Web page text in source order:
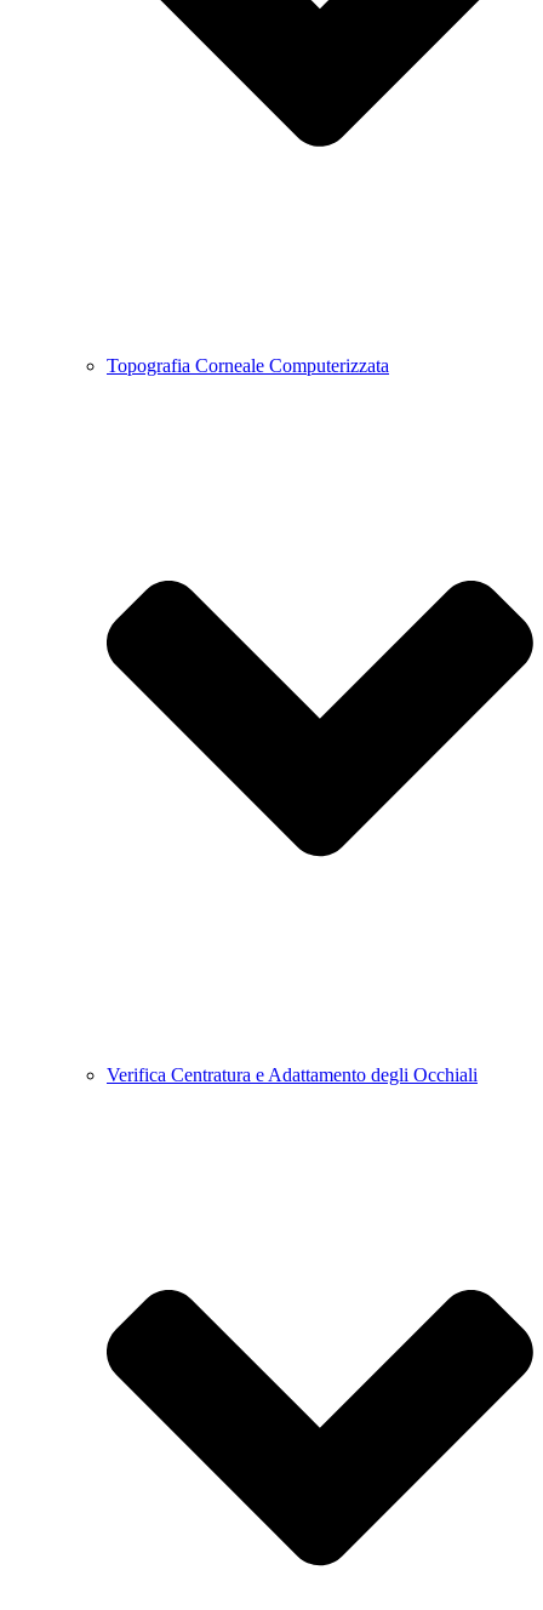
Topografia Corneale Computerizzata
Verifica Centratura e Adattamento degli Occhiali